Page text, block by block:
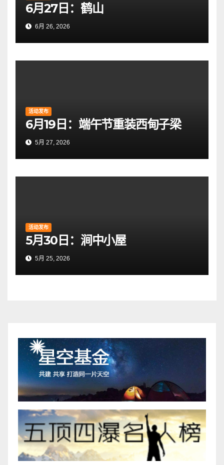
6月27日：鹤山
6月 26, 2026
活动发布
6月19日：端午节重装西甸子梁
5月 27, 2026
活动发布
5月30日：涧中小屋
5月 25, 2026